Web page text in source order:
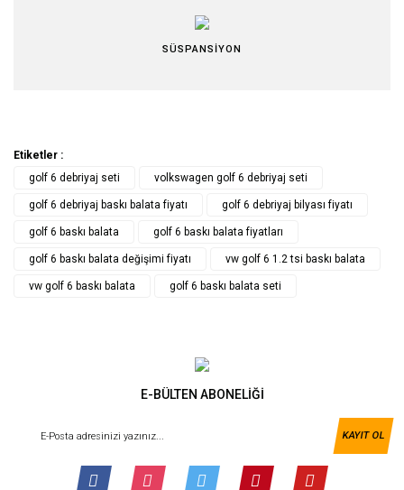
SÜSPANSİYON
Etiketler :
golf 6 debriyaj seti
volkswagen golf 6 debriyaj seti
golf 6 debriyaj baskı balata fiyatı golf 6 debriyaj bilyası fiyatı
golf 6 baskı balata golf 6 baskı balata fiyatları
golf 6 baskı balata değişimi fiyatı vw golf 6 1.2 tsi baskı balata
vw golf 6 baskı balata golf 6 baskı balata seti
E-BÜLTEN ABONELİĞİ
KAYIT OL